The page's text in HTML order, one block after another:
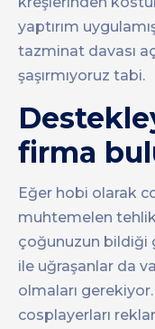
yaptırım
tazminat davası
şaşırmıyoruz tabi.
firma
Eğer hobi olarak
muhtemelen
çoğunuzun bildiği
ile uğraşanlar da
olmaları
cosplayerları